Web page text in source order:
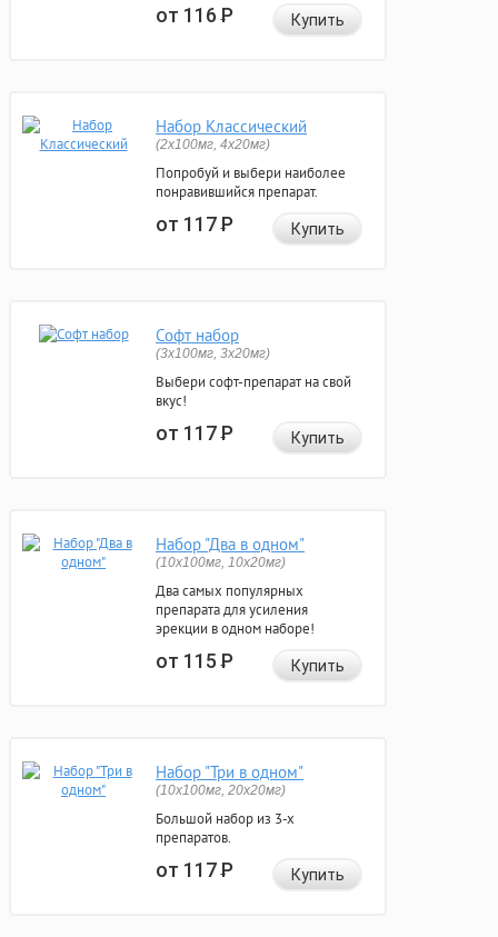
от 116Р Купить
Набор Классический
(2x100мг, 4x20мг)
Попробуй и выбери наиболее
понравившийся препарат.
от 117Р Купить
Софт набор
(3x100мг, 3x20мг)
Выбери софт-препарат на свой
вкус!
от 117Р Купить
Набор "Два в одном"
(10x100мг, 10x20мг)
Два самых популярных
препарата для усиления
эрекции в одном наборе!
от 115Р Купить
Набор "Три в одном"
(10x100мг, 20x20мг)
Большой набор из 3-х
препаратов.
от 117Р Купить